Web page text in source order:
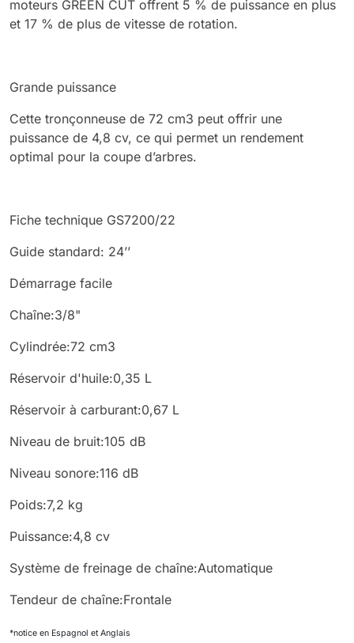
moteurs GREEN CUT offrent 5 % de puissance en plus
et 17 % de plus de vitesse de rotation.
Grande puissance
Cette tronçonneuse de 72 cm3 peut offrir une
puissance de 4,8 cv, ce qui permet un rendement
optimal pour la coupe d’arbres.
Fiche technique GS7200/22
Guide standard: 24’’
Démarrage facile
Chaîne:3/8"
Cylindrée:72 cm3
Réservoir d'huile:0,35 L
Réservoir à carburant:0,67 L
Niveau de bruit:105 dB
Niveau sonore:116 dB
Poids:7,2 kg
Puissance:4,8 cv
Système de freinage de chaîne:Automatique
Tendeur de chaîne:Frontale
*notice en Espagnol et Anglais